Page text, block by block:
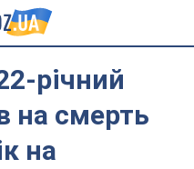
річний
на смерть
на